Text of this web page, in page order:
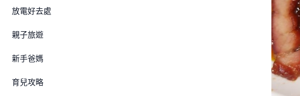
放電好去處
親子旅遊
新手爸媽
育兒攻略